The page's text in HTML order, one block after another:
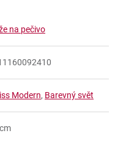
na pečivo
Modern, Barevný svět